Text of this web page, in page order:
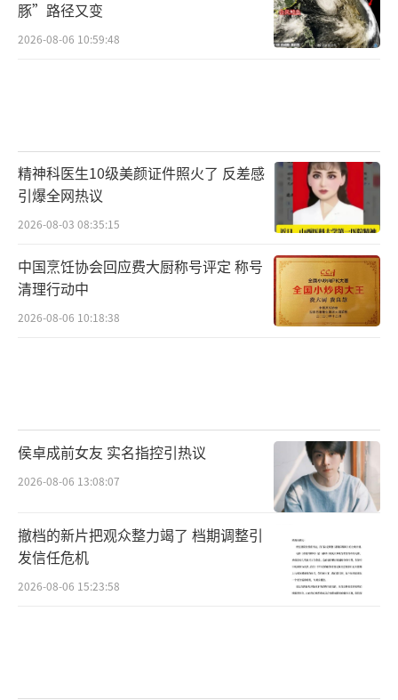
像对既有标签的反思与突破。
的速度完成任务，引发了一些观众对游戏规则
公平性的质疑。
横向对比同期年轻艺人的综艺之路，或许
能为这一事件提供更广阔的观察视角。时代少
年团成员马嘉祺凭借《歌手2025》舞台打开知
名度，严浩翔以导师身份坐镇《新说唱202
王鹤棣、白鹿、沈月等“综艺新流量”的
发展轨迹也值得参考。他们通过热剧、爆综、
短视频、社媒等多点共振形成续航曝光，成为
当下综艺招商语境里的新的安全牌。这些艺人
的共同特点是：既不是超级顶流，也不是传统
综艺咖，而是通过多元路径积累认知度的新生
豚”路径又变
2026-08-06 10:59:48
精神科医生10级美颜证件照火了 反差感
引爆全网热议
2026-08-03 08:35:15
中国烹饪协会回应费大厨称号评定 称号
清理行动中
2026-08-06 10:18:38
侯卓成前女友 实名指控引热议
2026-08-06 13:08:07
撤档的新片把观众整力竭了 档期调整引
发信任危机
2026-08-06 15:23:58